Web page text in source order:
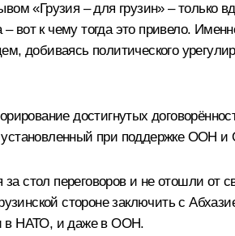
«Грузия – для грузин» – только
к чему тогда это привело.
добиваясь политического
достигнутых
установленный при поддержке ООН
стол переговоров и не отошли от
стороне заключить с
в НАТО, и даже в ООН.